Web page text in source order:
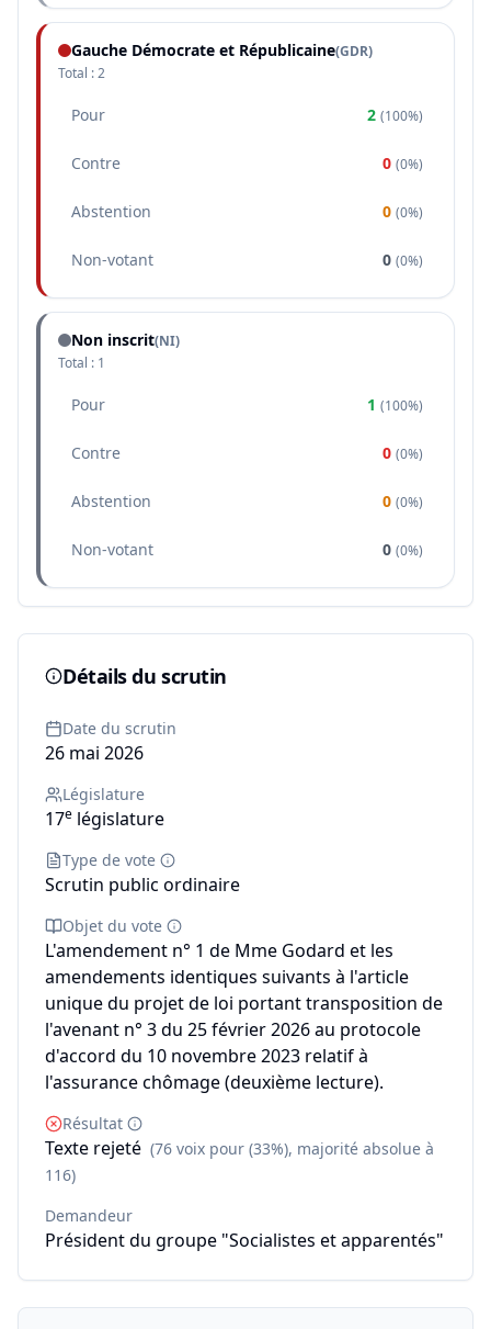
Gauche Démocrate et Républicaine(GDR)
Total :2
Pour 2 (100%)
Contre 0 (0%)
Abstention 0 (0%)
Non-votant 0 (0%)
Non inscrit(NI)
Total : 1
Pour 1 (100%)
Contre 0 (0%)
Abstention 0 (0%)
Non-votant 0 (0%)
Détails du scrutin
Date du scrutin
26 mai 2026
Législature
17e législature
Type de vote
Scrutin public ordinaire
Objet du vote
L'amendement n° 1 de Mme Godard et les
amendements identiques suivants à l'article
unique du projet de loi portant transposition de
l'avenant n° 3 du 25 février 2026 au protocole
d'accord du 10 novembre 2023 relatif à
l'assurance chômage (deuxième lecture).
Résultat
Texte rejeté (76 voix pour (33%), majorité absolue à
116)
Demandeur
Président du groupe "Socialistes et apparentés"